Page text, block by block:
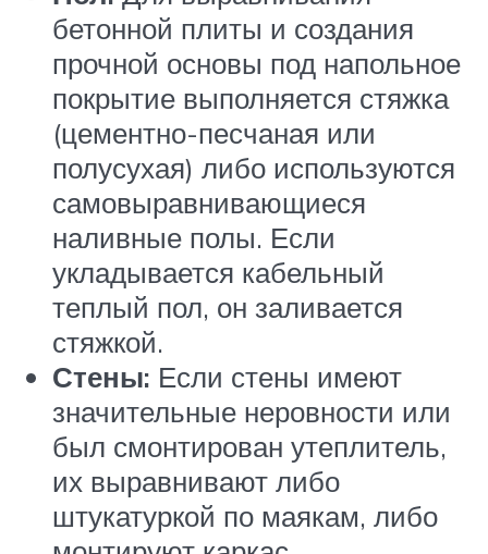
бетонной плиты и создания
прочной основы под напольное
покрытие выполняется стяжка
(цементно-песчаная или
полусухая) либо используются
самовыравнивающиеся
наливные полы. Если
укладывается кабельный
теплый пол, он заливается
стяжкой.
Стены: Если стены имеют
значительные неровности или
был смонтирован утеплитель,
их выравнивают либо
штукатуркой по маякам, либо